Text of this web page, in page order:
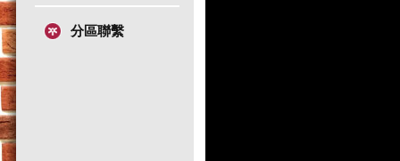
分區聯繫